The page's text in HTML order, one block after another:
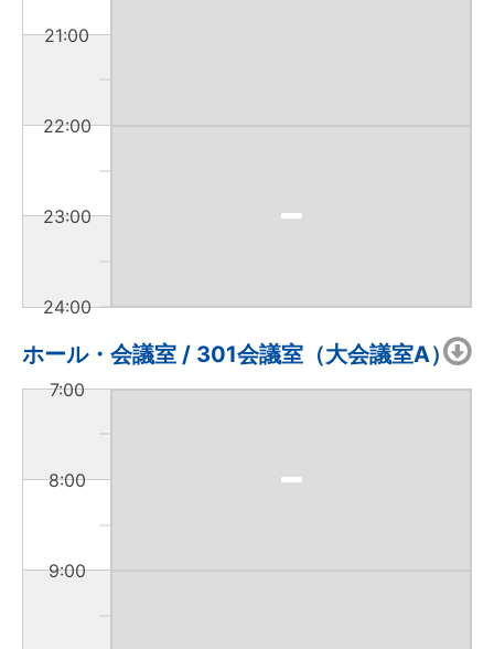
21:00
22:00
23:00
24:00
ホール・会議室 / 301会議室（大会議室A）
7:00
8:00
9:00